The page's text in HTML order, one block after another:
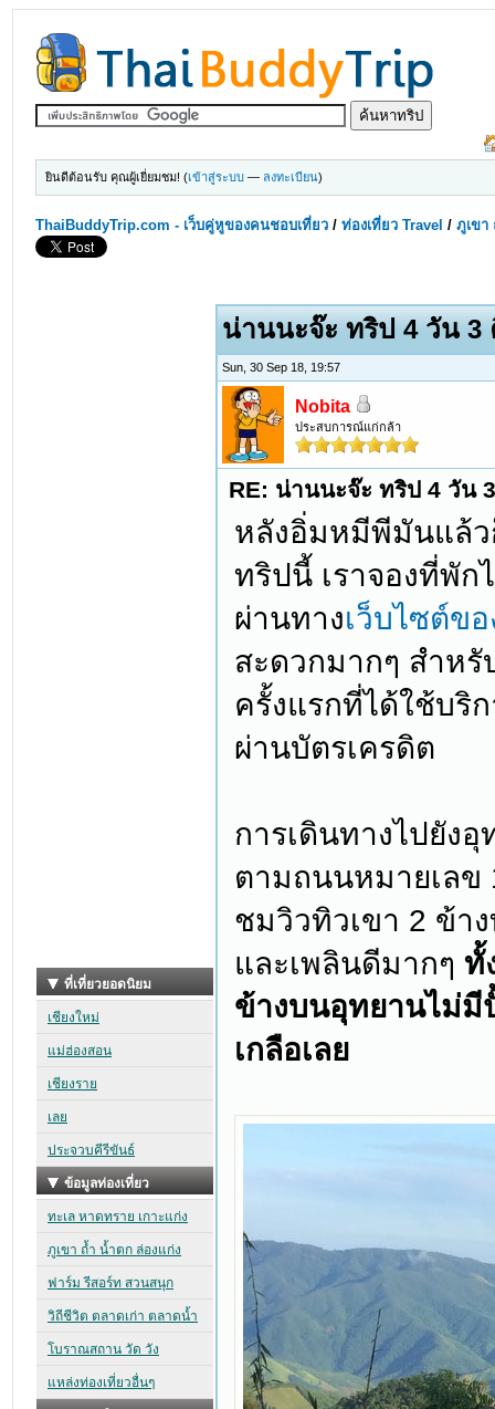
ยินดีต้อนรับ คุณผู้เยี่ยมชม! (เข้าสู่ระบบ — ลงทะเบียน)
ThaiBuddyTrip.com - เว็บคู่หูของคนชอบเที่ยว /ท่องเที่ยว Travel /ภูเขา
น่านนะจ๊ะ ทริป 4 วัน 3
Sun, 30 Sep 18, 19:57
Nobita
ประสบการณ์แก่กล้า
RE: น่านนะจ๊ะ ทริป 4 วัน
หลังอิ่มหมีพีมันแล้ว
ทริปนี้ เราจองที่พัก
ผ่านทางเว็บไซต์ข
สะดวกมากๆ สำหรั
ครั้งแรกที่ได้ใช้บริ
ผ่านบัตรเครดิต
การเดินทางไปยัง
ตามถนนหมายเลข
ชมวิวทิวเขา 2 ข้า
และเพลินดีมากๆ ทั้
ข้างบนอุทยานไม่มี
เกลือเลย